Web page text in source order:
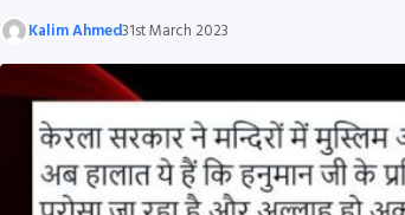
Kalim Ahmed31st March 2023